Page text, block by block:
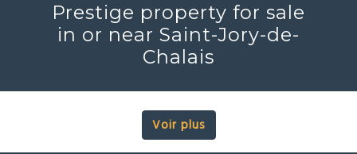
Prestige property for sale
in or near Saint-Jory-de-
Chalais
Voir plus